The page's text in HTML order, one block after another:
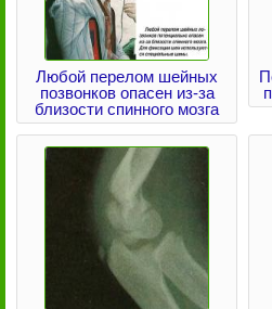
Любой перелом шейных
позвонков опасен из-за
близости спинного мозга